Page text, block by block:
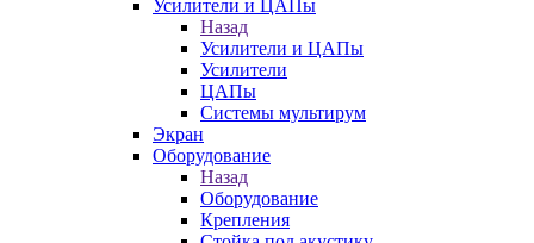
Усилители и ЦАПы
Назад
Усилители и ЦАПы
Усилители
ЦАПы
Системы мультирум
Экран
Оборудование
Назад
Оборудование
Крепления